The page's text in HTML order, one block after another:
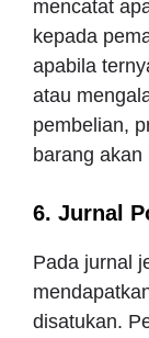
mencatat
kepada
apabila
atau
pembelian,
barang akan
6. Jurnal
Pada jurnal
disatukan.